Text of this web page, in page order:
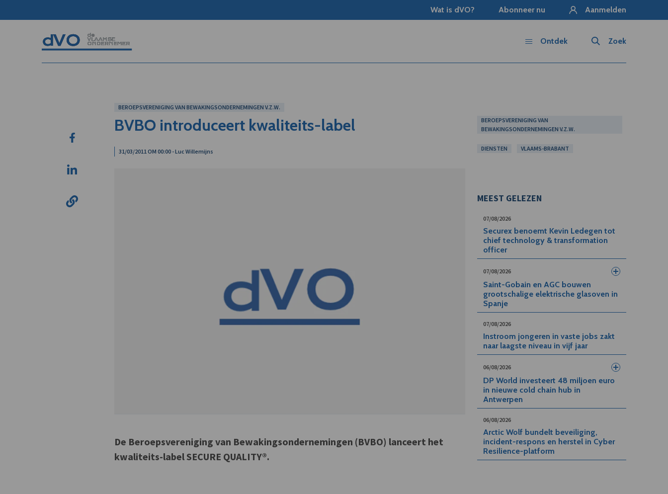
Wat is dVO? Abonneer nu Aanmelden
Zoek
Ontdek
BEROEPSVERENIGING VAN BEWAKINGSONDERNEMINGEN V.Z.W.
BVBO introduceert kwaliteits-label
31/03/2011 OM 00:00 - Luc Willemijns
De Beroepsvereniging van Bewakingsondernemingen (BVBO) lanceert het
kwaliteits-label SECURE QUALITY®.
BEROEPSVERENIGING VAN
BEWAKINGSONDERNEMINGEN V.Z.W.
DIENSTEN VLAAMS-BRABANT
MEEST GELEZEN
07/08/2026
Securex benoemt Kevin Ledegen tot
chief technology & transformation
officer
07/08/2026
Saint-Gobain en AGC bouwen
grootschalige elektrische glasoven in
Spanje
07/08/2026
Instroom jongeren in vaste jobs zakt
naar laagste niveau in vijf jaar
06/08/2026
DP World investeert 48 miljoen euro
in nieuwe cold chain hub in
Antwerpen
06/08/2026
Arctic Wolf bundelt beveiliging,
incident-respons en herstel in Cyber
Resilience-platform